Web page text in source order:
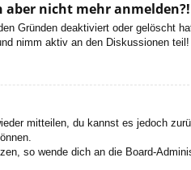
nicht mehr anmelden?!
Gründen deaktiviert oder gelöscht
nimm aktiv an den Diskussionen teil!
mitteilen, du kannst es jedoch
so wende dich an die Board-